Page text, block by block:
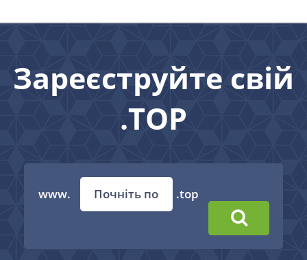
Зареєструйте свій
.TOP
www. .top